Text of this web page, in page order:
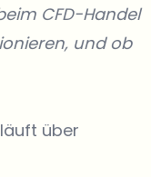
CFD-Handel
und ob
über